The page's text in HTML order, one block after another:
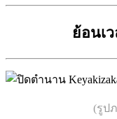
ย้อนเ
(รูป